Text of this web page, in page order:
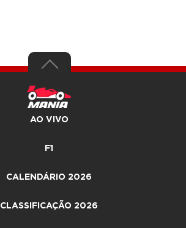
AO VIVO
F1
CALENDÁRIO 2026
CLASSIFICAÇÃO 2026